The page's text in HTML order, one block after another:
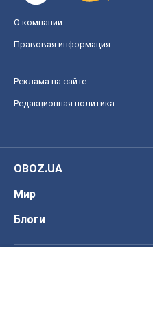
О компании
Правовая информация
Реклама на сайте
Редакционная политика
OBOZ.UA
Мир
Блоги